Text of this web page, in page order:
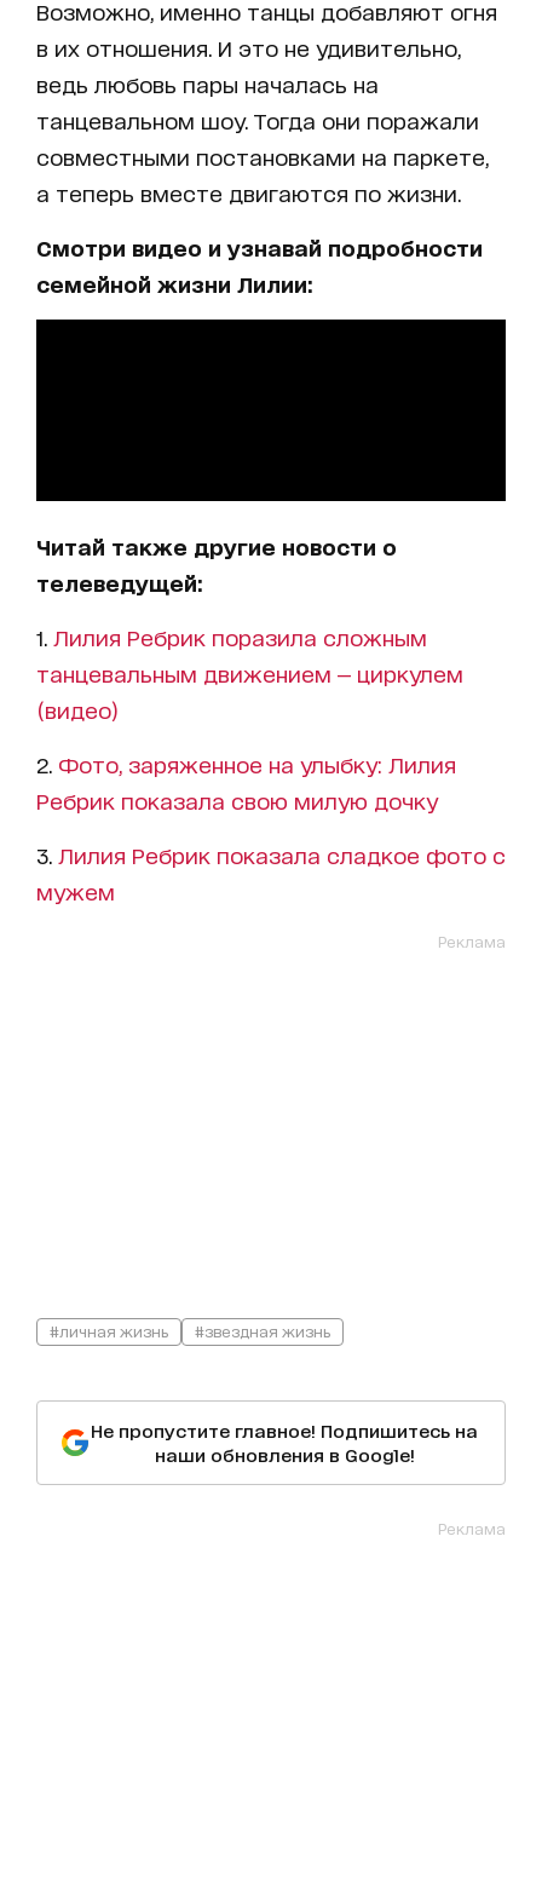
Возможно, именно танцы добавляют огня
в их отношения. И это не удивительно,
ведь любовь пары началась на
танцевальном шоу. Тогда они поражали
совместными постановками на паркете,
а теперь вместе двигаются по жизни.
Смотри видео и узнавай подробности
семейной жизни Лилии:
Читай также другие новости о
телеведущей:
1. Лилия Ребрик поразила сложным
танцевальным движением — циркулем
(видео)
2. Фото, заряженное на улыбку: Лилия
Ребрик показала свою милую дочку
3. Лилия Ребрик показала сладкое фото с
мужем
Реклама
#личная жизнь #звездная жизнь
Не пропустите главное! Подпишитесь на
наши обновления в Google!
Реклама